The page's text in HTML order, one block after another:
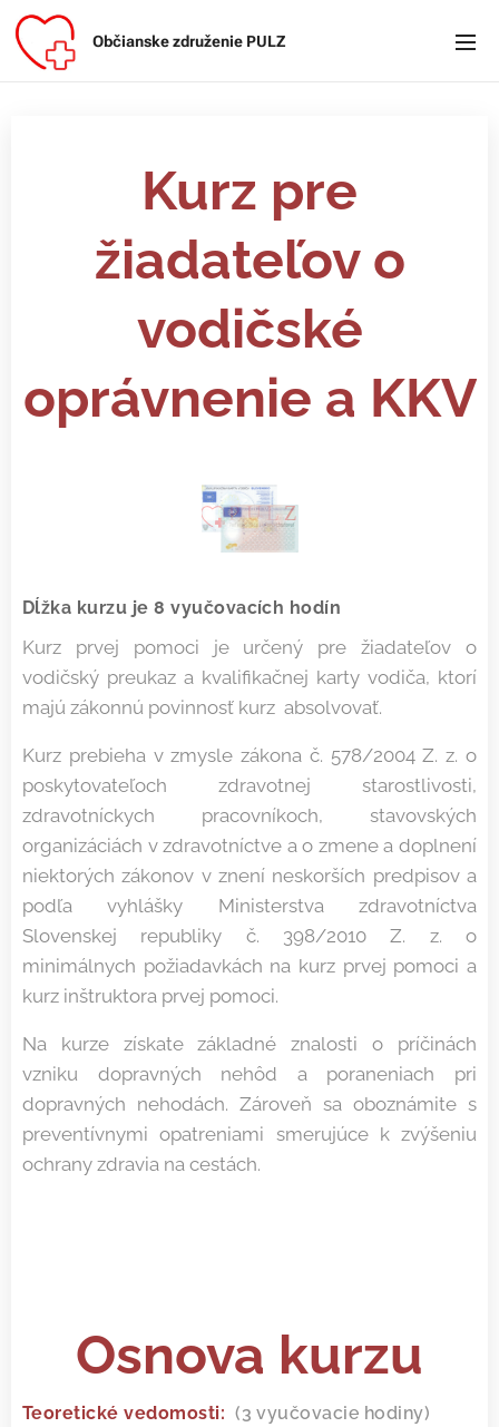
Občianske združenie PULZ
Kurz pre
žiadateľov o
vodičské
oprávnenie a KKV
Dĺžka kurzu je 8 vyučovacích hodín
Kurz prvej pomoci je určený pre žiadateľov o
vodičský preukaz a kvalifikačnej karty vodiča, ktorí
majú zákonnú povinnosť kurz absolvovať.
Kurz prebieha v zmysle zákona č. 578/2004 Z. z. o
poskytovateľoch zdravotnej starostlivosti,
zdravotníckych pracovníkoch, stavovských
organizáciách v zdravotníctve a o zmene a doplnení
niektorých zákonov v znení neskorších predpisov a
podľa vyhlášky Ministerstva zdravotníctva
Slovenskej republiky č. 398/2010 Z. z. o
minimálnych požiadavkách na kurz prvej pomoci a
kurz inštruktora prvej pomoci.
Na kurze získate základné znalosti o príčinách
vzniku dopravných nehôd a poraneniach pri
dopravných nehodách. Zároveň sa oboznámite s
preventívnymi opatreniami smerujúce k zvýšeniu
ochrany zdravia na cestách.
Osnova kurzu
Teoretické vedomosti: (3 vyučovacie hodiny)